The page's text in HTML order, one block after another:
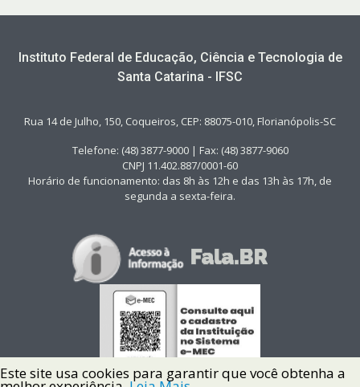
Instituto Federal de Educação, Ciência e Tecnologia de
Santa Catarina - IFSC
Rua 14 de Julho, 150, Coqueiros, CEP: 88075-010, Florianópolis-SC
Telefone: (48) 3877-9000 | Fax: (48) 3877-9060
CNPJ 11.402.887/0001-60
Horário de funcionamento: das 8h às 12h e das 13h às 17h, de
segunda a sexta-feira.
Este site usa cookies para garantir que você obtenha a